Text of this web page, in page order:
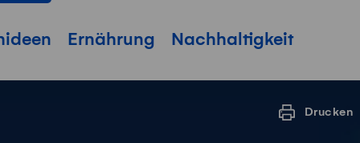
Ernährung Nachhaltigkeit
Drucken